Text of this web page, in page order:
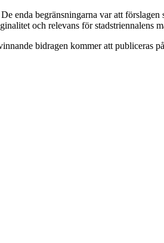
enda begränsningarna var att
och relevans för stadstriennalens
bidragen kommer att publiceras